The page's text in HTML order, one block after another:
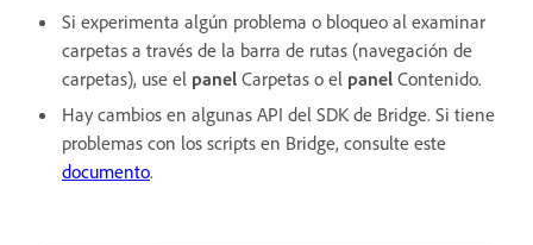
Si experimenta algún problema o bloqueo al examinar
carpetas a través de la barra de rutas (navegación de
carpetas), use el panel Carpetas o el panel Contenido.
Hay cambios en algunas API del SDK de Bridge. Si tiene
problemas con los scripts en Bridge, consulte este
documento.